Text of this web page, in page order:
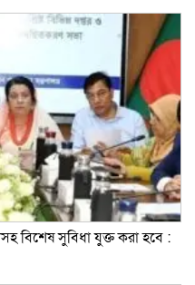
বিশেষ সুবিধা যুক্ত করা হবে :